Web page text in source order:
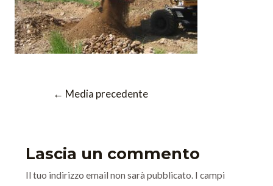
← Media precedente
Lascia un commento
Il tuo indirizzo email non sarà pubblicato. I campi